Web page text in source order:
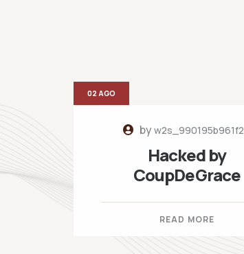
byw2s_990195b961f2
Hacked by
CoupDeGrace
READ MORE
02 AGO